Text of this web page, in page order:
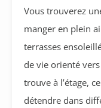
Vous trouverez
manger en plein
terrasses
de vie orienté
trouve à l’étage,
détendre dans